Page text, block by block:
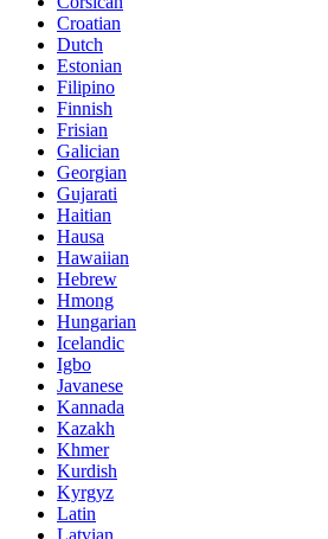
Croatian
Dutch
Estonian
Filipino
Finnish
Frisian
Galician
Georgian
Gujarati
Haitian
Hausa
Hawaiian
Hebrew
Hmong
Hungarian
Icelandic
Igbo
Javanese
Kannada
Kazakh
Khmer
Kurdish
Kyrgyz
Latin